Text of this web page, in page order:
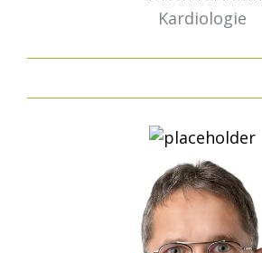
Kardiologie